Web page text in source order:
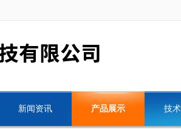
新闻资讯 产品展示 技